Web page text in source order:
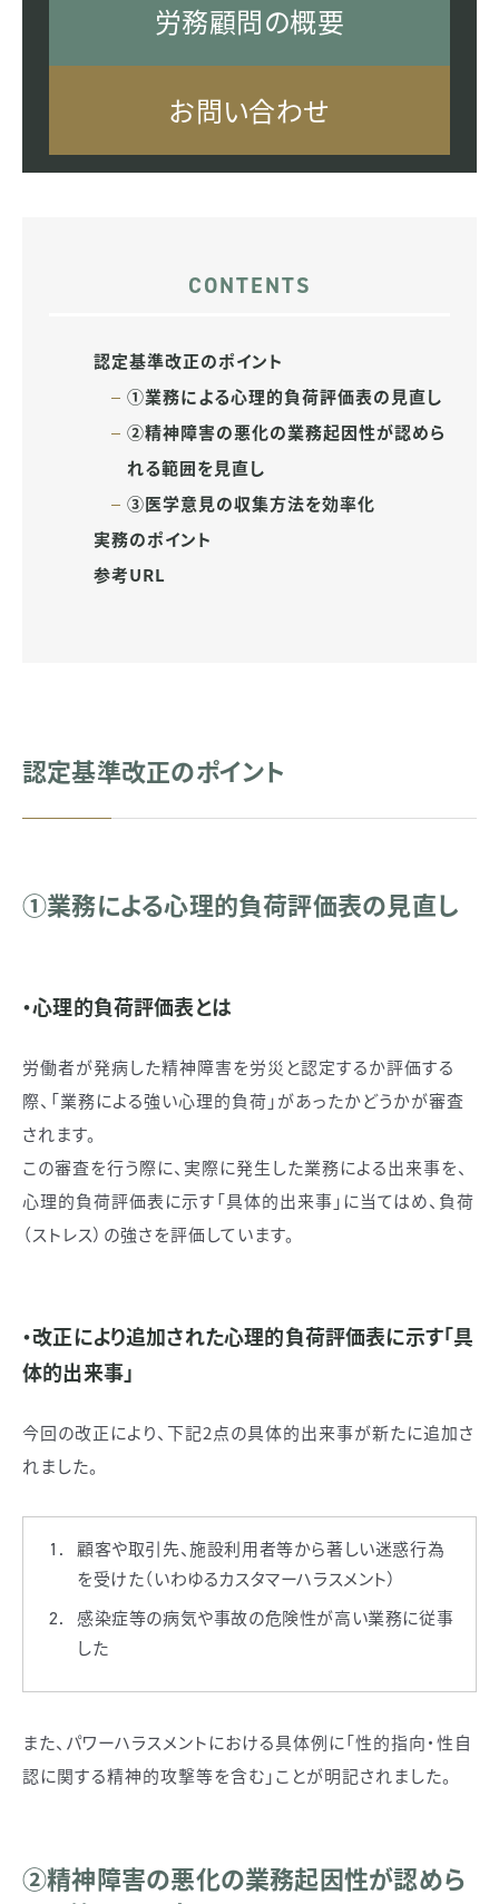
労務顧問の概要
お問い合わせ
認定基準改正のポイント
①業務による心理的負荷評価表の見直し
②精神障害の悪化の業務起因性が認めら
れる範囲を見直し
③医学意見の収集方法を効率化
実務のポイント
参考URL
認定基準改正のポイント
①業務による心理的負荷評価表の見直し
・心理的負荷評価表とは
労働者が発病した精神障害を労災と認定するか評価する
際、「業務による強い心理的負荷」があったかどうかが審査
されます。
この審査を行う際に、実際に発生した業務による出来事を、
心理的負荷評価表に示す「具体的出来事」に当てはめ、負荷
（ストレス）の強さを評価しています。
・改正により追加された心理的負荷評価表に示す「具
体的出来事」
今回の改正により、下記2点の具体的出来事が新たに追加さ
れました。
顧客や取引先、施設利用者等から著しい迷惑行為
を受けた（いわゆるカスタマーハラスメント）
感染症等の病気や事故の危険性が高い業務に従事
した
また、パワーハラスメントにおける具体例に「性的指向・性自
認に関する精神的攻撃等を含む」ことが明記されました。
②精神障害の悪化の業務起因性が認めら